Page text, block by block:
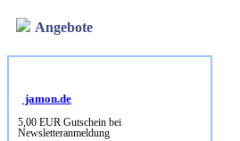
Angebote
jamon.de
5,00 EUR Gutschein bei
Newsletteranmeldung